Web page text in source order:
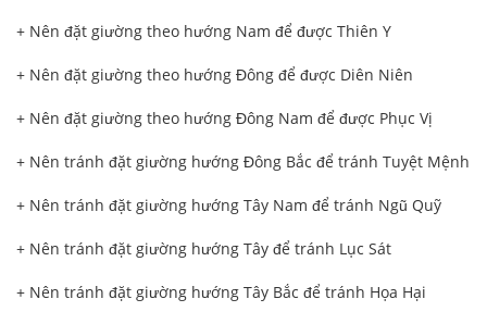
+ Nên đặt giường theo hướng Nam để được Thiên Y
+ Nên đặt giường theo hướng Đông để được Diên Niên
+ Nên đặt giường theo hướng Đông Nam để được Phục Vị
+ Nên tránh đặt giường hướng Đông Bắc để tránh Tuyệt Mệnh
+ Nên tránh đặt giường hướng Tây Nam để tránh Ngũ Quỹ
+ Nên tránh đặt giường hướng Tây để tránh Lục Sát
+ Nên tránh đặt giường hướng Tây Bắc để tránh Họa Hại